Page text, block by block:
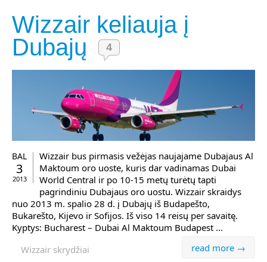
Wizzair keliauja į
Dubajų
4
BAL
3
2013
Wizzair bus pirmasis vežėjas naujajame Dubajaus Al
Maktoum oro uoste, kuris dar vadinamas Dubai
World Central ir po 10-15 metų turėtų tapti
pagrindiniu Dubajaus oro uostu. Wizzair skraidys
nuo 2013 m. spalio 28 d. į Dubajų iš Budapešto,
Bukarešto, Kijevo ir Sofijos. Iš viso 14 reisų per savaitę.
Kyptys: Bucharest – Dubai Al Maktoum Budapest ...
read more →
Wizzair skrydžiai